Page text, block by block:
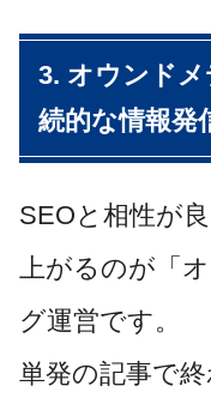
3. オウンド
続的な情報発
SEOと相性が
上がるのが「
グ運営です。
単発の記事で